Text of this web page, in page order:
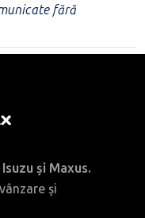
fără
și Maxus.
și